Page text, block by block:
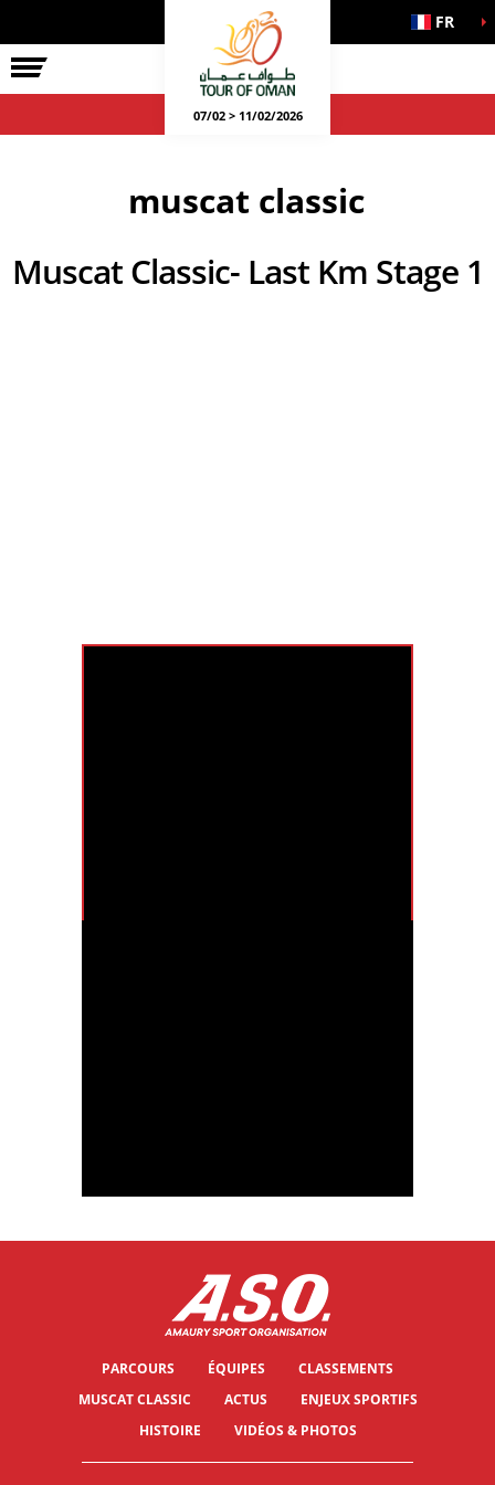
FR
07/02 > 11/02/2026
muscat classic
Muscat Classic- Last Km Stage 1
Muscat Classic 2024 - Highlights of Stage 1
PARCOURS ÉQUIPES
CLASSEMENTS
MUSCAT CLASSIC
ACTUS
ENJEUX SPORTIFS
HISTOIRE
VIDÉOS & PHOTOS